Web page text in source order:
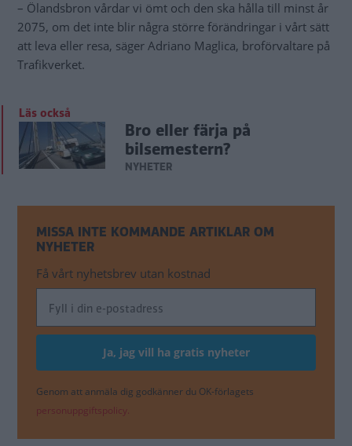
– Ölandsbron vårdar vi ömt och den ska hålla till minst år
2075, om det inte blir några större förändringar i vårt sätt
att leva eller resa, säger Adriano Maglica, broförvaltare på
Trafikverket.
Läs också
Bro eller färja på
bilsemestern?
NYHETER
MISSA INTE KOMMANDE ARTIKLAR OM
NYHETER
Få vårt nyhetsbrev utan kostnad
Genom att anmäla dig godkänner du OK-förlagets
personuppgiftspolicy.